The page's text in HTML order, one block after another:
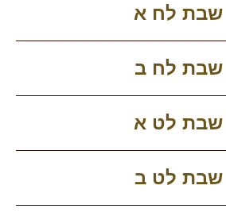
שבת לח א
שבת לח ב
שבת לט א
שבת לט ב